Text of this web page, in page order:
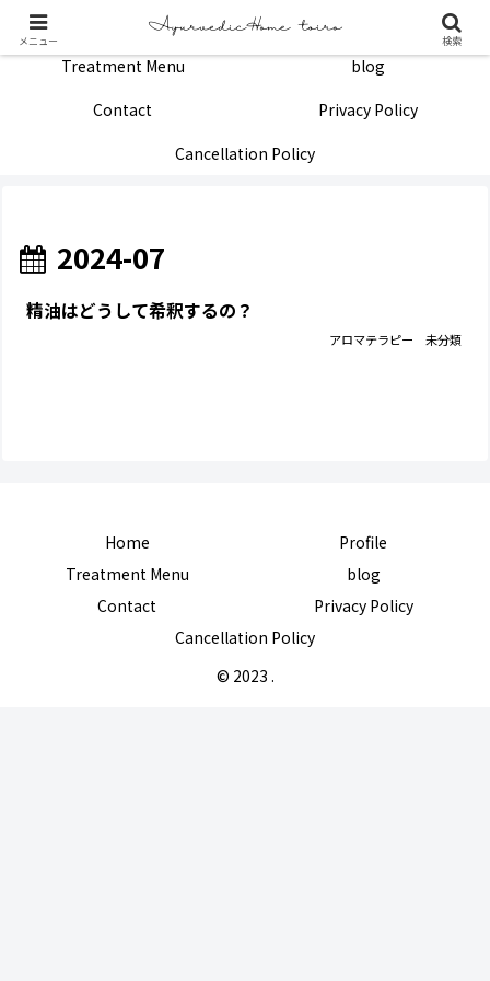
Treatment Menu
blog
Contact
Privacy Policy
Cancellation Policy
2024-07
精油はどうして希釈するの？
アロマテラピー 未分類
Home
Profile
Treatment Menu
blog
Contact
Privacy Policy
Cancellation Policy
© 2023 .
メニュー 検索